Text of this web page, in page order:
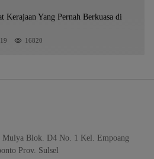
Tanggal 11
Kerajaan Yang Pernah Berkuasa di
16820
Blok. D4 No. 1 Kel. Empoang
Prov. Sulsel